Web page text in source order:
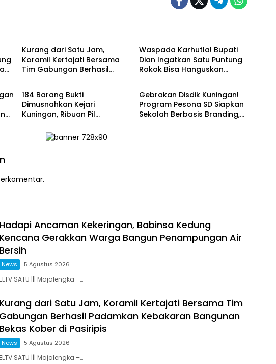
Kurang dari Satu Jam,
Koramil Kertajati Bersama
Tim Gabungan Berhasil
Pasiripis
Waspada Karhutla! Bupati
Dian Ingatkan Satu Puntung
Rokok Bisa Hanguskan
Hukum & Kriminal
184 Barang Bukti
Dimusnahkan Kejari
Kuningan, Ribuan Pil
Palsu Dibakar dan
Dimusnahkan
News
Gebrakan Disdik Kuningan!
Program Pesona SD Siapkan
Sekolah Berbasis Branding,
Hadapi Ancaman Kekeringan, Babinsa Kedung
Kencana Gerakkan Warga Bangun Penampungan Air
Bersih
News 5 Agustus 2026
SATU ||| Majalengka –…
Kurang dari Satu Jam, Koramil Kertajati Bersama Tim
Gabungan Berhasil Padamkan Kebakaran Bangunan
Bekas Kober di Pasiripis
News 5 Agustus 2026
SATU ||| Majalengka –…